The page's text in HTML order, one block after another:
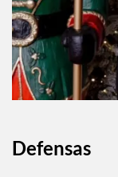
Defensas